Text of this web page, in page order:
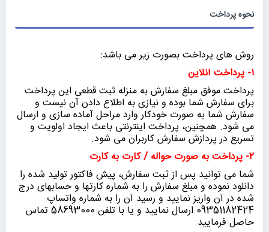
نحوه پرداخت
روش های پرداخت بصورت زیر می باشد:
۱- پرداخت آنلاین
پرداخت موفق مبلغ سفارش به منزله ثبت قطعی این پرداخت
برای سفارش شما بوده و نیازی به اطلاع دادن آن نیست و
سفارش شما به صورت خودکار وارد مراحل آماده سازی و ارسال
می شود. همچنین، پرداخت اینترنتی باعث ایجاد اولویت و
تسریع در پردازش سفارش کاربران می شود.
۲- پرداخت به صورت حواله / کارت به کارت
شما می توانید پس از ثبت سفارش، پیش فاکتور تولید شده را
دانلود نموده و مبلغ سفارش را به شماره کارتها و حسابهای درج
شده در آن واریز نمایید و رسید آن را به شماره واتساپ
09351182424 ارسال نمایید و یا با تلفن 58693000 تماس
حاصل فرمایید.